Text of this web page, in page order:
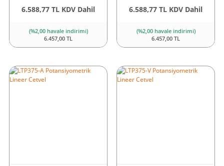
6.588,77 TL KDV Dahil
(%2,00 havale indirimi)
6.457,00 TL
6.588,77 TL KDV Dahil
(%2,00 havale indirimi)
6.457,00 TL